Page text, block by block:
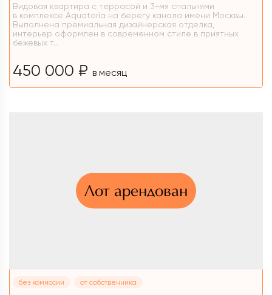
Видовая квартира с террасой и 3-мя спальнями
в комплексе Aquatoria на берегу канала имени Москвы.
Выполнена премиальная дизайнерская отделка,
интерьер оформлен в современном стиле в приятных
бежевых т...
450 000 ₽ в месяц
Лот арендован
без комиссии от собственника